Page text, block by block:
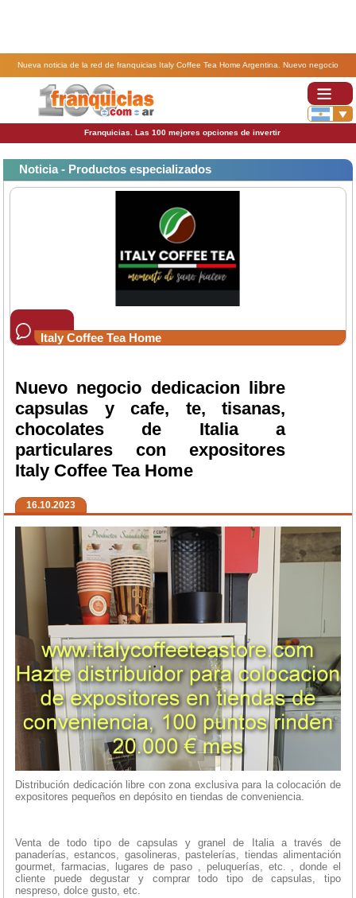
Nueva noticia de la red de franquicias Italy Coffee Tea Home Argentina. Nuevo negocio
dedicacion libre capsulas y cafe, te, tisanas, chocolates de Italia a particulares con expositores
Italy Coffee Tea Home .
Franquicias. Las 100 mejores opciones de invertir
Noticia - Productos especializados
Italy Coffee Tea Home
Nuevo negocio dedicacion libre
capsulas y cafe, te, tisanas,
chocolates de Italia a
particulares con expositores
Italy Coffee Tea Home
16.10.2023
Distribución dedicación libre con zona exclusiva para la colocación de
expositores pequeños en depósito en tiendas de conveniencia.
Venta de todo tipo de capsulas y granel de Italia a través de
panaderías, estancos, gasolineras, pastelerías, tiendas alimentación
gourmet, farmacias, lugares de paso , peluquerías, etc. , donde el
cliente puede degustar y comprar todo tipo de capsulas, tipo
nespreso, dolce gusto, etc.